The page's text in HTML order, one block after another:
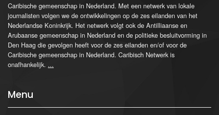
Caribische gemeenschap in Nederland. Met een netwerk van lokale
journalisten volgen we de ontwikkelingen op de zes eilanden van het
Nederlandse Koninkrijk. Het netwerk volgt ook de Antilliaanse en
Arubaanse gemeenschap in Nederland en de politieke besluitvorming in
Den Haag die gevolgen heeft voor de zes eilanden en/of voor de
Caribische gemeenschap in Nederland. Caribisch Netwerk is
onafhankelijk. ...
Menu